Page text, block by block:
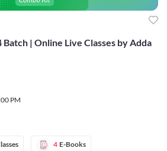
| Online Live Classes by Adda
PM
4 E-Books